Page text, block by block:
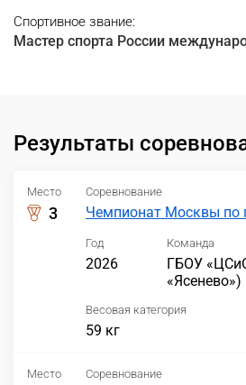
Спортивное звание:
Мастер спорта России
Результаты
Место
3
Соревнование
Чемпионат Москвы по
Год
2026
Команда
ГБОУ
Весовая категория
59 кг
Место Соревнование